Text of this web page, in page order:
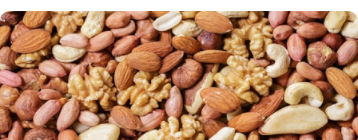
Fındık, fıstık, ceviz ve badem fiyatları cep
yakıyor. Antep fıstığı 1.700 TL’ye, fındık 900
TL’ye çıkarken sektör temsilcileri, ithalata
bağımlılığın azaltılması için yerli üretime